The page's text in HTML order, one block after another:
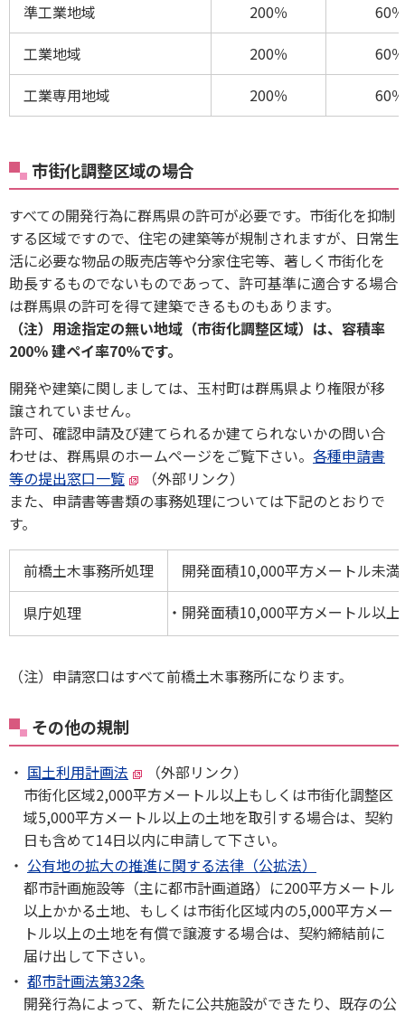
準工業地域
200％
60％
工業地域
200％
60％
工業専用地域
200％ 60％
市街化調整区域の場合
すべての開発行為に群馬県の許可が必要です。市街化を抑制
する区域ですので、住宅の建築等が規制されますが、日常生
活に必要な物品の販売店等や分家住宅等、著しく市街化を
助長するものでないものであって、許可基準に適合する場合
は群馬県の許可を得て建築できるものもあります。
（注）用途指定の無い地域（市街化調整区域）は、容積率
200％ 建ペイ率70％です。
開発や建築に関しましては、玉村町は群馬県より権限が移
譲されていません。
許可、確認申請及び建てられるか建てられないかの問い合
わせは、群馬県のホームページをご覧下さい。 各種申請書
等の提出窓口一覧
（外部リンク）
また、申請書等書類の事務処理については下記のとおりで
す。
前橋土木事務所処理
開発面積10,000平方メートル未
県庁処理
開発面積10,000平方メートル以
（注）申請窓口はすべて前橋土木事務所になります。
その他の規制
国土利用計画法
（外部リンク）
市街化区域2,000平方メートル以上もしくは市街化調整区
域5,000平方メートル以上の土地を取引する場合は、契約
日も含めて14日以内に申請して下さい。
公有地の拡大の推進に関する法律（公拡法）
都市計画施設等（主に都市計画道路）に200平方メートル
以上かかる土地、もしくは市街化区域内の5,000平方メー
トル以上の土地を有償で譲渡する場合は、契約締結前に
届け出して下さい。
都市計画法第32条
開発行為によって、新たに公共施設ができたり、既存の公